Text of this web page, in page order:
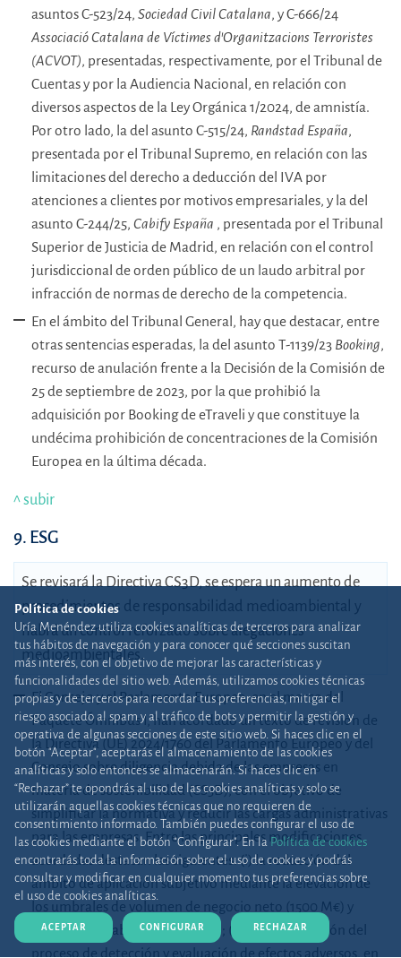
asuntos C-523/24, Sociedad Civil Catalana, y C-666/24
Associació Catalana de Víctimes d’Organitzacions Terroristes
(ACVOT), presentadas, respectivamente, por el Tribunal de
Cuentas y por la Audiencia Nacional, en relación con
diversos aspectos de la Ley Orgánica 1/2024, de amnistía.
Por otro lado, la del asunto C-515/24, Randstad España,
presentada por el Tribunal Supremo, en relación con las
limitaciones del derecho a deducción del IVA por
atenciones a clientes por motivos empresariales, y la del
asunto C-244/25, Cabify España , presentada por el Tribunal
Superior de Justicia de Madrid, en relación con el control
jurisdiccional de orden público de un laudo arbitral por
infracción de normas de derecho de la competencia.
En el ámbito del Tribunal General, hay que destacar, entre
otras sentencias esperadas, la del asunto T-1139/23 Booking,
recurso de anulación frente a la Decisión de la Comisión de
25 de septiembre de 2023, por la que prohibió la
adquisición por Booking de eTraveli y que constituye la
undécima prohibición de concentraciones de la Comisión
Europea en la última década.
^ subir
9. ESG
Se revisará la Directiva CS3D, se espera un aumento de
procedimientos de responsabilidad medioambiental y
habrá un control reforzado sobre alegaciones
medioambientales.
El Consejo y el Parlamento Europeo, en el marco del
Paquete Ómnibus I, han acordado un texto de revisión de
la Directiva (UE) 2024/1760 del Parlamento Europeo y del
Consejo sobre diligencia debida de las empresas en
materia de sostenibilidad (CS3D), con el objetivo de
simplificar la normativa y reducir las cargas administrativas
para las empresas. Entre las principales modificaciones
acordadas destacan las siguientes: (i) la reducción del
ámbito de aplicación subjetivo mediante la elevación de
los umbrales de volumen de negocio neto (1500 M€) y
número de trabajadores (5000); (ii) la simplificación del
proceso de detección y evaluación de efectos adversos, en
Política de cookies
Uría Menéndez utiliza cookies analíticas de terceros para analizar
tus hábitos de navegación y para conocer qué secciones suscitan
más interés, con el objetivo de mejorar las características y
funcionalidades del sitio web. Además, utilizamos cookies técnicas
propias y de terceros para recordar tus preferencias, mitigar el
riesgo asociado al spam y al tráfico de bots y permitir la gestión y
operativa de algunas secciones de este sitio web. Si haces clic en el
botón "Aceptar", aceptarás el almacenamiento de las cookies
analíticas y solo entonces se almacenarán. Si haces clic en
“Rechazar” te opondrás al uso de las cookies analíticas y solo se
utilizarán aquellas cookies técnicas que no requieren de
consentimiento informado. También puedes configurar el uso de
las cookies mediante el botón "Configurar". En la Política de cookies
encontrarás toda la información sobre el uso de cookies y podrás
consultar y modificar en cualquier momento tus preferencias sobre
el uso de cookies analíticas.
ACEPTAR CONFIGURAR RECHAZAR